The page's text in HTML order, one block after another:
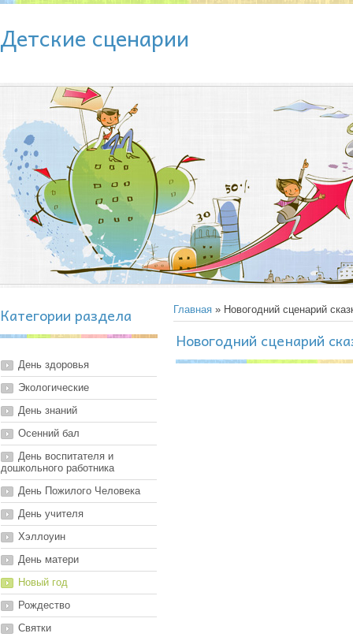
Детские сценарии
Категории раздела
День здоровья
Экологические
День знаний
Осенний бал
День воспитателя и
дошкольного работника
День Пожилого Человека
День учителя
Хэллоуин
День матери
Новый год
Рождество
Святки
Главная » Новогодний сценарий
Новогодний сценарий